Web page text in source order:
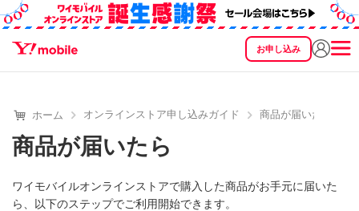
お申し込み
SEARCH
ホーム オンラインストア申し込みガイド 商品が届いたら
商品が届いたら
ワイモバイルオンラインストアで購入した商品がお手元に届いた
ら、以下のステップでご利用開始できます。